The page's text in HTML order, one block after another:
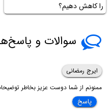
را کاهش دهیم؟
سوالات و
ایرج رمضانی
ممنونم از شما دوست عزیز بخاطر
پاسخ